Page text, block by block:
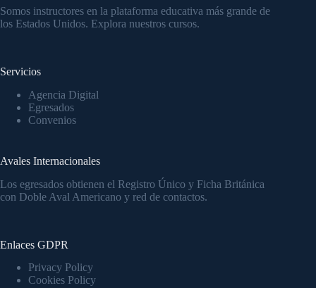
Somos instructores en la plataforma educativa más grande de
los Estados Unidos. Explora nuestros cursos.
Servicios
Agencia Digital
Egresados
Convenios
Avales Internacionales
Los egresados obtienen el Registro Único y Ficha Británica
con Doble Aval Americano y red de contactos.
Enlaces GDPR
Privacy Policy
Cookies Policy